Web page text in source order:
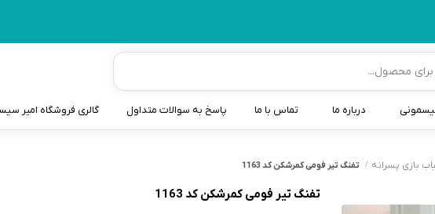
درباره ما تماس با ما پاسخ به سوالات متداول گالری فروشگاه امیر
بازی پسرانه تفنگ تیر فومی کمرشکن کد 1163
تفنگ تیر فومی کمرشکن کد 1163